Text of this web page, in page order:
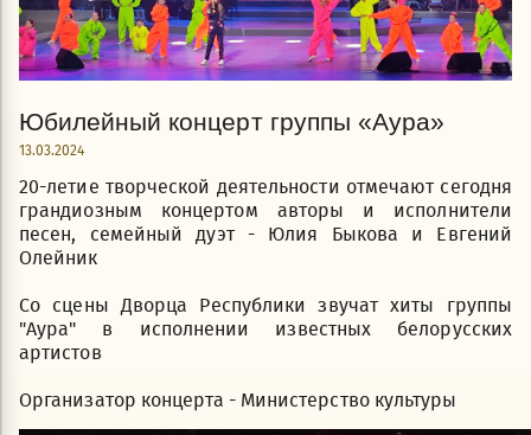
Юбилейный концерт группы «Аура»
13.03.2024
20-летие творческой деятельности отмечают сегодня
грандиозным концертом авторы и исполнители
песен, семейный дуэт - Юлия Быкова и Евгений
Олейник
Со сцены Дворца Республики звучат хиты группы
"Аура" в исполнении известных белорусских
артистов
Организатор концерта - Министерство культуры